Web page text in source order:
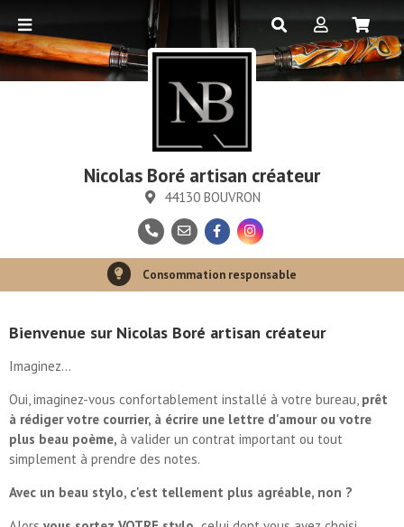
Nicolas Boré artisan créateur
44130 BOUVRON
Paiement sécurisé
Consommation responsable
Bienvenue sur Nicolas Boré artisan créateur
Imaginez…
Oui, imaginez-vous confortablement installé à votre bureau, prêt
à rédiger votre courrier, à écrire une lettre d'amour ou votre
plus beau poème, à valider un contrat important ou tout
simplement à prendre des notes.
Avec un beau stylo, c'est tellement plus agréable, non ?